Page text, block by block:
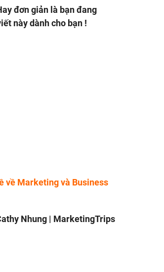
đơn giản là bạn đang
này dành cho bạn !
về Marketing và Business
Nhung | MarketingTrips